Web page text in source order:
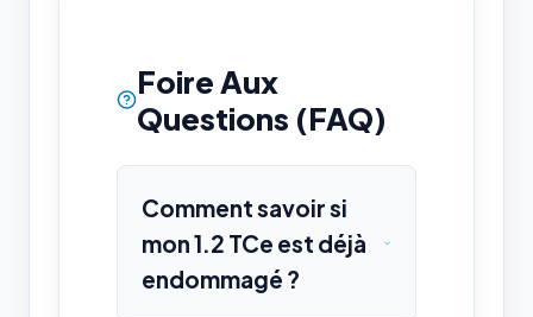
Foire Aux
Questions (FAQ)
Comment savoir si
mon 1.2 TCe est déjà
endommagé ?